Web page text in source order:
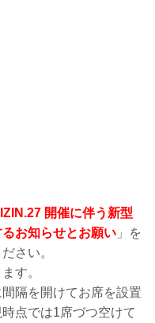
開催に伴う新型
お知らせとお願い 」を
さい。
す。
隔を開けてお席を設置
点では1席づつ空けて